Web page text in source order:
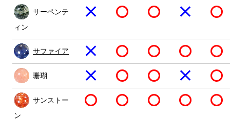
サーペンテ
ィン
サファイア
珊瑚
サンストー
ン